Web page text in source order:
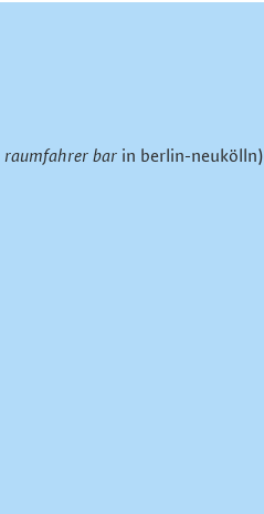
raumfahrer bar in berlin-neukölln)